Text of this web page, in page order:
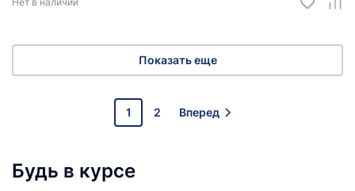
Показать еще
1 2 Вперед
Будь в курсе